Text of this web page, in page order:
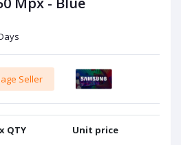
Seller
QTY Unit price